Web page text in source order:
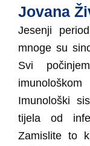
Jovana
Jesenji
mnoge su
Svi
Imunološki
tijela od
Zamislite to